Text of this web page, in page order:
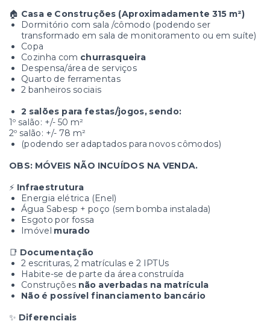
🏠 Casa e Construções (Aproximadamente 315 m²)
Dormitório com sala /cômodo (podendo ser
transformado em sala de monitoramento ou em suíte)
Copa
Cozinha com churrasqueira
Despensa/área de serviços
Quarto de ferramentas
2 banheiros sociais
2 salões para festas/jogos, sendo:
1º salão: +/- 50 m²
2º salão: +/- 78 m²
(podendo ser adaptados para novos cômodos)
OBS: MÓVEIS NÃO INCUÍDOS NA VENDA.
⚡ Infraestrutura
Energia elétrica (Enel)
Água Sabesp + poço (sem bomba instalada)
Esgoto por fossa
Imóvel murado
📑 Documentação
2 escrituras, 2 matrículas e 2 IPTUs
Habite-se de parte da área construída
Construções não averbadas na matrícula
Não é possível financiamento bancário
✨ Diferenciais